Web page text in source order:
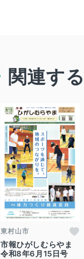
関連す
東村山市
市報ひがしむらやま
令和8年6月15日号